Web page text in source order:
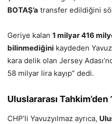
BOTAŞ’a transfer edildiğini
Geriye kalan 1 milyar 416
bilinmediğini kaydeden
kara delik olan Jersey
58 milyar lira kayıp” dedi.
Uluslararası
CHP’li Yavuzyılmaz ayrıca,